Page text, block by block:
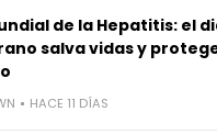
de la Hepatitis: el
salva vidas y
HACE 11 DÍAS